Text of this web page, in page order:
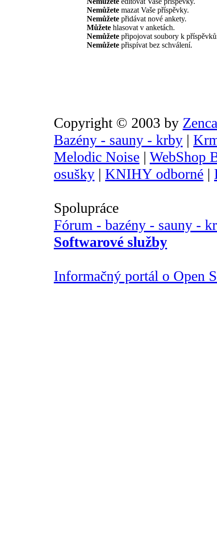
Nemůžete mazat Vaše příspěvky.
Nemůžete přidávat nové ankety.
Můžete hlasovat v anketách.
Nemůžete připojovat soubory k
Nemůžete přispívat bez schválení.
Copyright © 2003 by
Bazény - sauny - krby |
Melodic Noise | WebShop
osušky | KNIHY odborné |
Spolupráce
Fórum - bazény - sauny -
Softwarové služby
Informačný portál o Open